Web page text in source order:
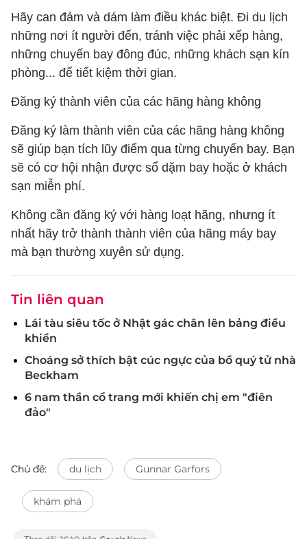
Hãy can đảm và dám làm điều khác biệt. Đi du lịch
những nơi ít người đến, tránh việc phải xếp hàng,
những chuyến bay đông đúc, những khách sạn kín
phòng... để tiết kiệm thời gian.
Đăng ký thành viên của các hãng hàng không
Đăng ký làm thành viên của các hãng hàng không
sẽ giúp bạn tích lũy điểm qua từng chuyến bay. Bạn
sẽ có cơ hội nhận được số dặm bay hoặc ở khách
sạn miễn phí.
Không cần đăng ký với hàng loạt hãng, nhưng ít
nhất hãy trở thành thành viên của hãng máy bay
mà bạn thường xuyên sử dụng.
Tin liên quan
Lái tàu siêu tốc ở Nhật gác chân lên bảng điều
khiển
Choáng sở thích bật cúc ngực của bồ quý tử nhà
Beckham
6 nam thần cổ trang mới khiến chị em "điên
đảo"
Chủ đề: du lịch Gunnar Garfors
khám phá